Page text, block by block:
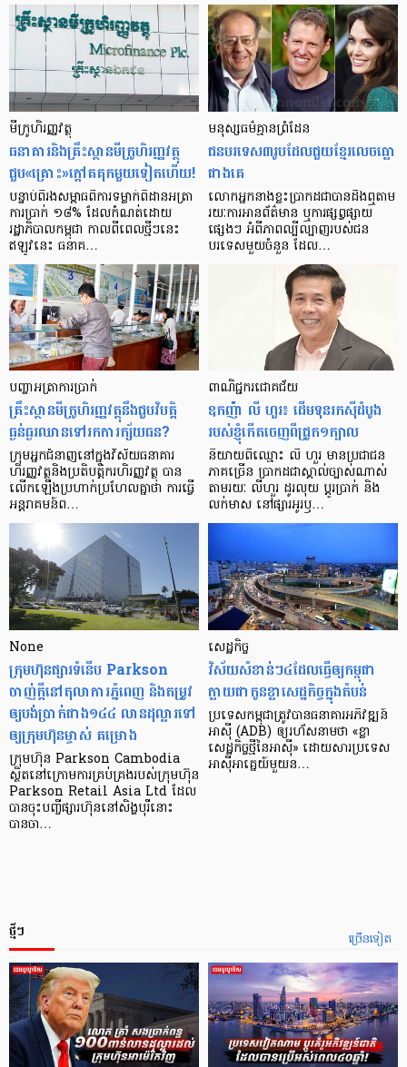
មីក្រូ​ហិរញ្ញវត្ថុ
ធនាគារ​និង​គ្រឹះស្ថាន​មីក្រូ​ហិរញ្ញវត្ថុ​
ជួប«គ្រោះ»ក្តៅ​គគុក​មួយ​ទៀត​ហើយ!
បន្ទាប់​ពី​រង​សម្ពាធ​​ពី​ការ​ទម្លាក់​ពិដាន​អត្រា​
ការ​ប្រាក់ ១៨​% ដែល​កំណត់​ដោយ​
រដ្ឋាភិបាល​កម្ពុជា កាល​ពី​ពេល​ថ្មីៗ​នេះ
ឥឡូវ​នេះ ធនាគ…
មនុស្ស​ធម៌​គ្មាន​ព្រំដែន
ជន​បរទេស​៣​រូប​ដែល​ជួយ​ខ្មែរ​លេច​ធ្លោ​
ជាង​គេ
លោកអ្នក​នាង​ខ្លះ​ប្រាកដ​ជា​បាន​​ដឹង​ឮ​តាម​
រយៈ​ការ​អាន​ព័ត៌មាន ឬ​ការ​ផ្សព្វផ្សាយ​
ផ្សេងៗ អំពី​ភាព​ល្បីល្បាញ​របស់​ជន​
បរទេស​មួយ​ចំនួន ដែល…
បញ្ហា​អត្រា​ការប្រាក់
គ្រឹះស្ថាន​មីក្រូ​ហិរញ្ញវត្ថុ​នឹង​ជួប​វិបត្តិ​
ធ្ងន់ធ្ងរ​ឈាន​ទៅ​រក​ការ​ក្ស័យធន?
ក្រុម​អ្នក​ជំនាញ​នៅ​ក្នុង​វិស័យ​ធនាគារ
ហិរញ្ញវត្ថុ​និង​ប្រតិបត្តិករ​ហិរញ្ញ​វត្ថុ បាន​​
លើក​ឡើង​ប្រហាក់​ប្រហែល​គ្នា​ថា ការ​ធ្វើ​
អន្តរាគមន៍​ព…
ពាណិជ្ជករជោគជ័យ
ឧកញ៉ា លី ហួរ៖ ដើមទុនរកស៊ីដំបូង
របស់ខ្ញុំកើតចេញពីជ្រូក១ក្បាល
និយាយ​ពី​ឈ្មោះ លី ហួរ មាន​ប្រជាជន​
ភាគ​ច្រើន ប្រាកដ​ជា​ស្គាល់​ច្បាស់​ណាស់
តាមរយៈ លីហួរ ដូរ​លុយ ប្តូរ​បា្រក់ និង​
លក់​មាស នៅ​ផ្សារ​អូរ​ឫ…
None
ក្រុមហ៊ុនផ្សារទំនើប Parkson
ចាញ់ក្ដីនៅតុលាការភ្នំពេញ និងតម្រូវ
ឲ្យបង់ប្រាក់ជាង១៤៤ លានដុល្លារទៅ
ឲ្យក្រុមហ៊ុនម្ចាស់ គម្រោង
ក្រុមហ៊ុន Parkson Cambodia
ស្ថិតនៅក្រោមការគ្រប់គ្រងរបស់ក្រុមហ៊ុន
Parkson Retail Asia Ltd ដែល
បានចុះបញ្ចីផ្សារហ៊ុននៅសិង្ហបុរីនោះ
បានចា…
សេដ្ឋកិច្ច​
វិស័យ​សំខាន់ៗ​៤​ដែល​ធ្វើ​ឲ្យ​កម្ពុជា​
ក្លាយ​ជា​កូន​ខ្លា​សេដ្ឋកិច្ច​ក្នុង​តំបន់
ប្រទេស​កម្ពុជា​ត្រូវ​បាន​ធនាគារ​អភិវឌ្ឍន៍​
អាស៊ី (ADB) ឲ្យ​រហ័ស​នាមថា «ខ្លា​
សេដ្ឋកិច្ច​ថ្មី​នៃ​អាស៊ី» ដោយសារ​ប្រទេស​
អាស៊ី​អាគ្នេយ៍​មួយ​ន…
ច្រើនទៀត
ថ្មីៗ